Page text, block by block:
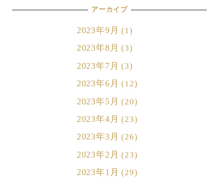
アーカイブ
2023年9月 (1)
2023年8月 (3)
2023年7月 (3)
2023年6月 (12)
2023年5月 (20)
2023年4月 (23)
2023年3月 (26)
2023年2月 (23)
2023年1月 (29)